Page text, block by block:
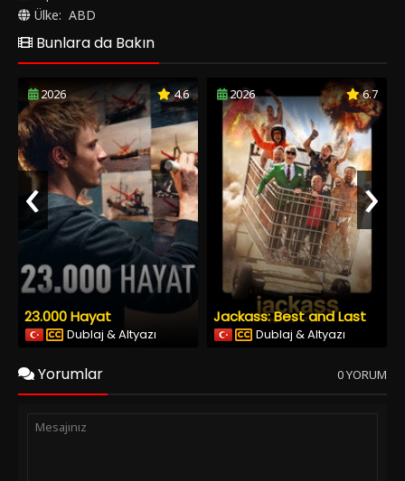
Ülke: ABD
Bunlara da Bakın
2026 4.6
23.000 Hayat
Dublaj & Altyazı
2026 6.7
Jackass: Best and Last
Dublaj & Altyazı
‹ ›
Yorumlar 0 YORUM